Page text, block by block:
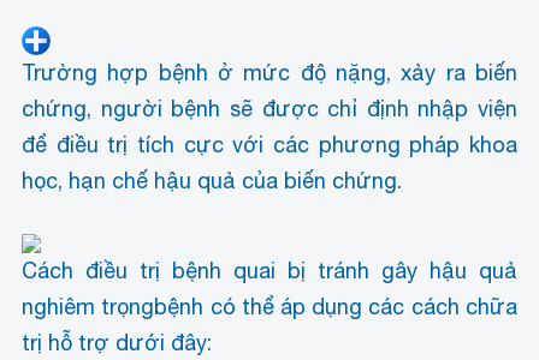
Trường hợp bệnh ở mức độ nặng, xảy ra biến
chứng, người bệnh sẽ được chỉ định nhập viện
để điều trị tích cực với các phương pháp khoa
học, hạn chế hậu quả của biến chứng.
Cách điều trị bệnh quai bị tránh gây hậu quả
nghiêm trọngbệnh có thể áp dụng các cách chữa
trị hỗ trợ dưới đây: